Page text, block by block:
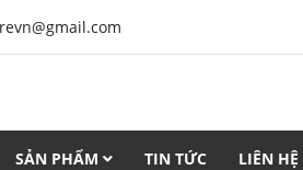
SẢN PHẨM TIN TỨC LIÊN HỆ